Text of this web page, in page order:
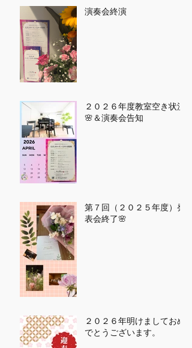
演奏会終演
２０２６年度教室空き状況
🌸＆演奏会告知
第７回（２０２５年度）発
表会終了🌸
２０２６年明けましておめ
でとうございます。